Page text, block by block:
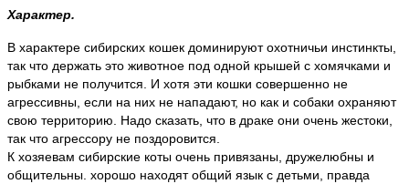
Характер.
В характере сибирских кошек доминируют охотничьи инстинкты,
так что держать это животное под одной крышей с хомячками и
рыбками не получится. И хотя эти кошки совершенно не
агрессивны, если на них не нападают, но как и собаки охраняют
свою территорию. Надо сказать, что в драке они очень жестоки,
так что агрессору не поздоровится.
К хозяевам сибирские коты очень привязаны, дружелюбны и
общительны. хорошо находят общий язык с детьми, правда